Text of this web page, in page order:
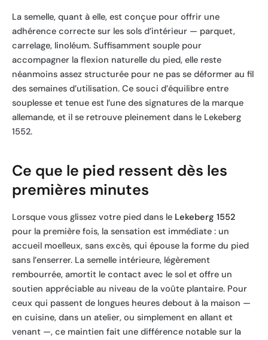
La semelle, quant à elle, est conçue pour offrir une
adhérence correcte sur les sols d’intérieur — parquet,
carrelage, linoléum. Suffisamment souple pour
accompagner la flexion naturelle du pied, elle reste
néanmoins assez structurée pour ne pas se déformer au fil
des semaines d’utilisation. Ce souci d’équilibre entre
souplesse et tenue est l’une des signatures de la marque
allemande, et il se retrouve pleinement dans le Lekeberg
1552.
Ce que le pied ressent dès les
premières minutes
Lorsque vous glissez votre pied dans le Lekeberg 1552
pour la première fois, la sensation est immédiate : un
accueil moelleux, sans excès, qui épouse la forme du pied
sans l’enserrer. La semelle intérieure, légèrement
rembourrée, amortit le contact avec le sol et offre un
soutien appréciable au niveau de la voûte plantaire. Pour
ceux qui passent de longues heures debout à la maison —
en cuisine, dans un atelier, ou simplement en allant et
venant —, ce maintien fait une différence notable sur la